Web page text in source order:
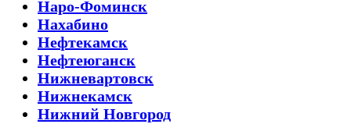
Наро-Фоминск
Нахабино
Нефтекамск
Нефтеюганск
Нижневартовск
Нижнекамск
Нижний Новгород